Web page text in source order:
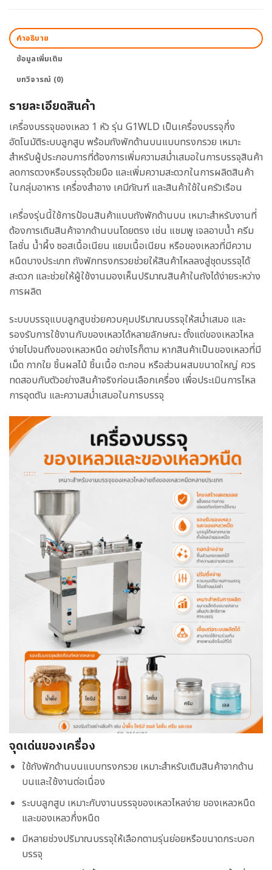
คำอธิบาย
ข้อมูลเพิ่มเติม
บทวิจารณ์ (0)
รายละเอียดสินค้า
เครื่องบรรจุของเหลว 1 หัว รุ่น G1WLD เป็นเครื่องบรรจุกึ่ง
อัตโนมัติระบบลูกสูบ พร้อมถังพักด้านบนแบบทรงกรวย เหมาะ
สำหรับผู้ประกอบการที่ต้องการเพิ่มความสม่ำเสมอในการบรรจุสินค้า
ลดการตวงหรือบรรจุด้วยมือ และเพิ่มความสะดวกในการผลิตสินค้า
ในกลุ่มอาหาร เครื่องสำอาง เคมีภัณฑ์ และสินค้าใช้ในครัวเรือน
เครื่องรุ่นนี้ใช้การป้อนสินค้าแบบถังพักด้านบน เหมาะสำหรับงานที่
ต้องการเติมสินค้าจากด้านบนโดยตรง เช่น แชมพู เจลอาบน้ำ ครีม
โลชั่น น้ำผึ้ง ซอสเนื้อเนียน แยมเนื้อเนียน หรือของเหลวที่มีความ
หนืดบางประเภท ถังพักทรงกรวยช่วยให้สินค้าไหลลงสู่ชุดบรรจุได้
สะดวก และช่วยให้ผู้ใช้งานมองเห็นปริมาณสินค้าในถังได้ง่ายระหว่าง
การผลิต
ระบบบรรจุแบบลูกสูบช่วยควบคุมปริมาณบรรจุให้สม่ำเสมอ และ
รองรับการใช้งานกับของเหลวได้หลายลักษณะ ตั้งแต่ของเหลวไหล
ง่ายไปจนถึงของเหลวหนืด อย่างไรก็ตาม หากสินค้าเป็นของเหลวที่มี
เม็ด กากใย ชิ้นผลไม้ ชิ้นเนื้อ ตะกอน หรือส่วนผสมขนาดใหญ่ ควร
ทดสอบกับตัวอย่างสินค้าจริงก่อนเลือกเครื่อง เพื่อประเมินการไหล
การอุดตัน และความสม่ำเสมอในการบรรจุ
จุดเด่นของเครื่อง
ใช้ถังพักด้านบนแบบทรงกรวย เหมาะสำหรับเติมสินค้าจากด้าน
บนและใช้งานต่อเนื่อง
ระบบลูกสูบ เหมาะกับงานบรรจุของเหลวไหลง่าย ของเหลวหนืด
และของเหลวกึ่งหนืด
มีหลายช่วงปริมาณบรรจุให้เลือกตามรุ่นย่อยหรือขนาดกระบอก
บรรจุ